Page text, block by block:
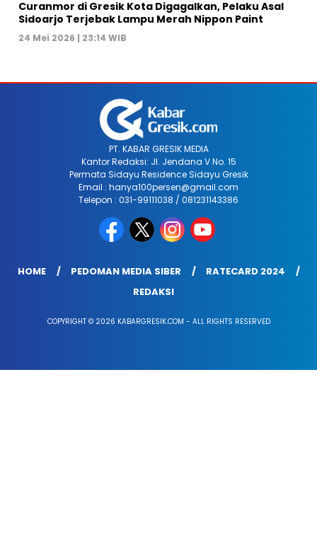
Curanmor di Gresik Kota Digagalkan, Pelaku Asal
Sidoarjo Terjebak Lampu Merah Nippon Paint
24 Mei 2026 | 23:14 WIB
PT. KABAR GRESIK MEDIA
Kantor Redaksi: Jl. Jendana V No. 15
Permata Sidayu Residence Sidayu Gresik
Email : hanya100persen@gmail.com
Telepon : 031-99111038 / 081231143386
HOME PEDOMAN MEDIA SIBER
RATECARD 2024
REDAKSI
COPYRIGHT © 2026 KABARGRESIK.COM - ALL RIGHTS RESERVED